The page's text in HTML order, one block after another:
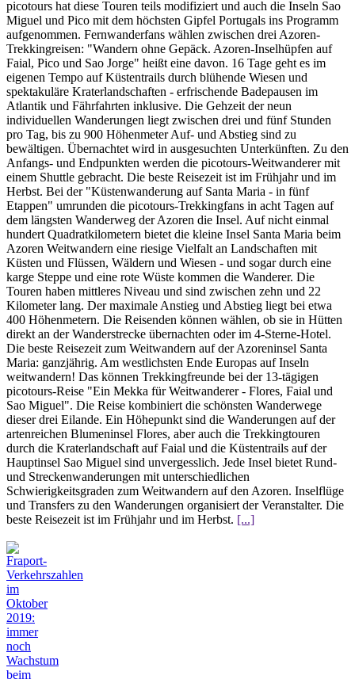
picotours hat diese Touren teils modifiziert und auch die Inseln Sao
Miguel und Pico mit dem höchsten Gipfel Portugals ins Programm
aufgenommen. Fernwanderfans wählen zwischen drei Azoren-
Trekkingreisen: "Wandern ohne Gepäck. Azoren-Inselhüpfen auf
Faial, Pico und Sao Jorge" heißt eine davon. 16 Tage geht es im
eigenen Tempo auf Küstentrails durch blühende Wiesen und
spektakuläre Kraterlandschaften - erfrischende Badepausen im
Atlantik und Fährfahrten inklusive. Die Gehzeit der neun
individuellen Wanderungen liegt zwischen drei und fünf Stunden
pro Tag, bis zu 900 Höhenmeter Auf- und Abstieg sind zu
bewältigen. Übernachtet wird in ausgesuchten Unterkünften. Zu den
Anfangs- und Endpunkten werden die picotours-Weitwanderer mit
einem Shuttle gebracht. Die beste Reisezeit ist im Frühjahr und im
Herbst. Bei der "Küstenwanderung auf Santa Maria - in fünf
Etappen" umrunden die picotours-Trekkingfans in acht Tagen auf
dem längsten Wanderweg der Azoren die Insel. Auf nicht einmal
hundert Quadratkilometern bietet die kleine Insel Santa Maria beim
Azoren Weitwandern eine riesige Vielfalt an Landschaften mit
Küsten und Flüssen, Wäldern und Wiesen - und sogar durch eine
karge Steppe und eine rote Wüste kommen die Wanderer. Die
Touren haben mittleres Niveau und sind zwischen zehn und 22
Kilometer lang. Der maximale Anstieg und Abstieg liegt bei etwa
400 Höhenmetern. Die Reisenden können wählen, ob sie in Hütten
direkt an der Wanderstrecke übernachten oder im 4-Sterne-Hotel.
Die beste Reisezeit zum Weitwandern auf der Azoreninsel Santa
Maria: ganzjährig. Am westlichsten Ende Europas auf Inseln
weitwandern! Das können Trekkingfreunde bei der 13-tägigen
picotours-Reise "Ein Mekka für Weitwanderer - Flores, Faial und
Sao Miguel". Die Reise kombiniert die schönsten Wanderwege
dieser drei Eilande. Ein Höhepunkt sind die Wanderungen auf der
artenreichen Blumeninsel Flores, aber auch die Trekkingtouren
durch die Kraterlandschaft auf Faial und die Küstentrails auf der
Hauptinsel Sao Miguel sind unvergesslich. Jede Insel bietet Rund-
und Streckenwanderungen mit unterschiedlichen
Schwierigkeitsgraden zum Weitwandern auf den Azoren. Inselflüge
und Transfers zu den Wanderungen organisiert der Veranstalter. Die
beste Reisezeit ist im Frühjahr und im Herbst. [...]